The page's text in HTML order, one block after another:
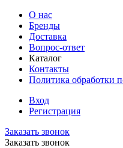
О нас
Бренды
Доставка
Вопрос-ответ
Каталог
Контакты
Политика обработки
Вход
Регистрация
Заказать звонок
Заказать звонок